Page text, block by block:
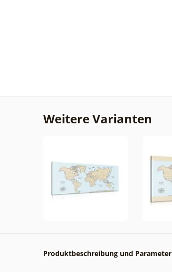
Weitere Varianten
Produktbeschreibung und Parameter